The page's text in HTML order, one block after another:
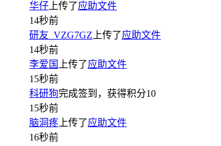
华仔 上传了应助文件
14秒前
研友_VZG7GZ 上传了应助文件
14秒前
李爱国
上传了应助文件
15秒前
科研狗完成签到，获得积分10
15秒前
脑洞疼 上传了应助文件
16秒前